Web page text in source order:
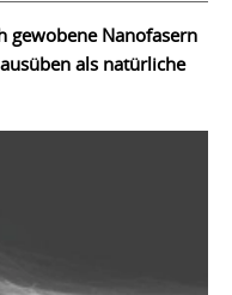
gewobene Nanofasern
als natürliche